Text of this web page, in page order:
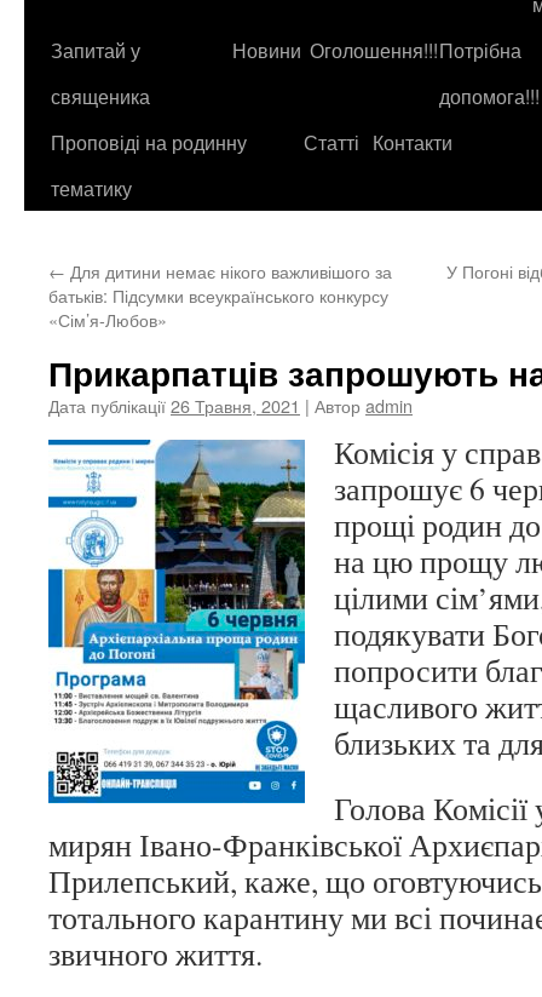
контенту
Запитай у
священика
Новини Оголошення!!!Потрібна
допомога!!!
Проповіді на родинну
тематику
Статті Контакти
← Для дитини немає нікого важливішого за
батьків: Підсумки всеукраїнського конкурсу
«Сім’я-Любов»
У Погоні
Прикарпатців запрошують
Дата публікації26 Травня, 2021 | Авторadmin
Комісія у
запрошує 6
прощі родин
на цю прощу
цілими
подякувати
попросити
щасливого
близьких та
Голова
мирян Івано-Франківської
Прилепський, каже, що оговтуючись
тотального карантину ми всі
звичного життя.